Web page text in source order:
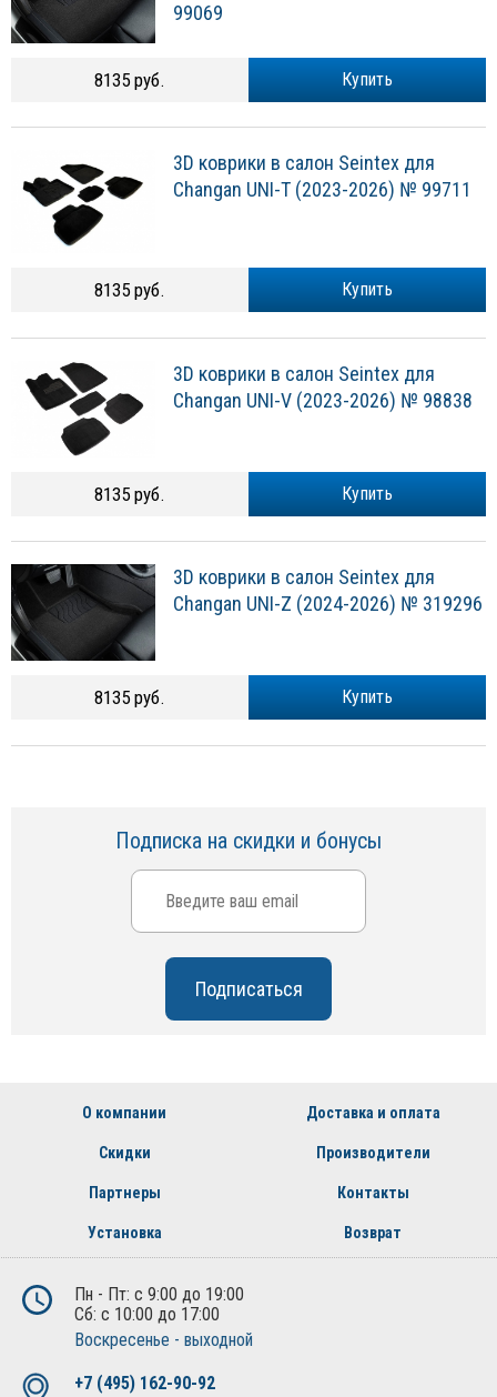
99069
Купить
8135 руб.
3D коврики в салон Seintex для
Changan UNI-T (2023-2026) № 99711
Купить
8135 руб.
3D коврики в салон Seintex для
Changan UNI-V (2023-2026) № 98838
Купить
8135 руб.
3D коврики в салон Seintex для
Changan UNI-Z (2024-2026) № 319296
Купить
8135 руб.
Подписка на скидки и бонусы
О компании Доставка и оплата
Скидки Производители
Партнеры Контакты
Установка Возврат
Пн - Пт: с 9:00 до 19:00
Сб: с 10:00 до 17:00
Воскресенье - выходной
+7 (495) 162-90-92